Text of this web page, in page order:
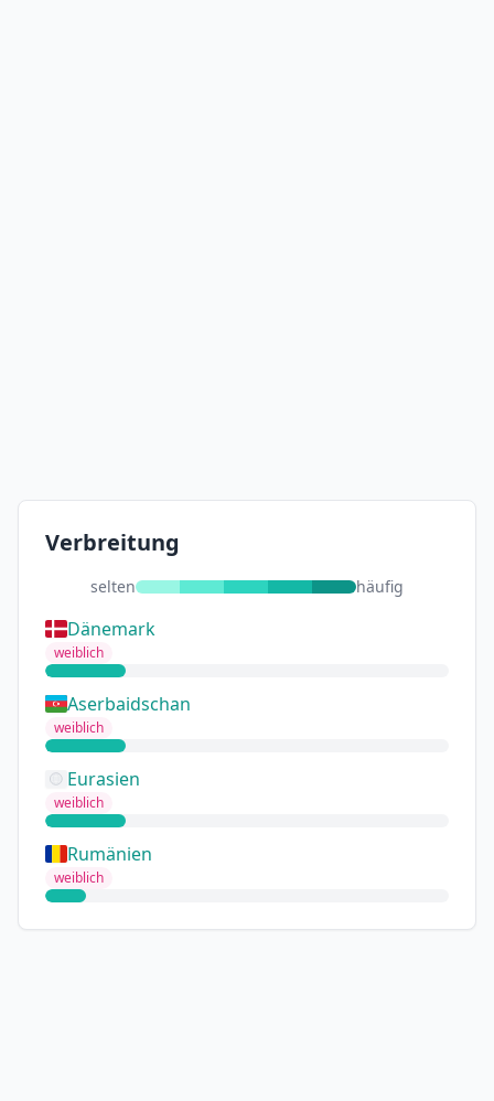
Verbreitung
selten häufig
Dänemark
weiblich
Aserbaidschan
weiblich
Eurasien
weiblich
Rumänien
weiblich